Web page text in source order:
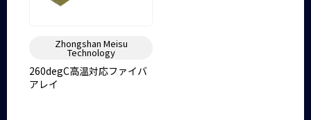
Zhongshan Meisu
Technology
260degC高温対応ファイバ
アレイ